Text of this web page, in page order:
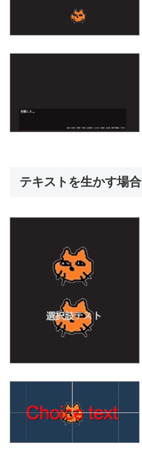
テキストを生かす場合